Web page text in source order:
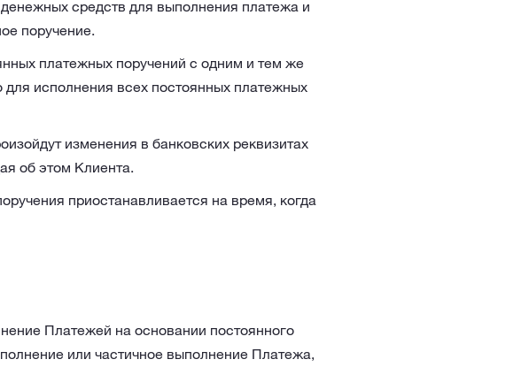
средств для выполнения платежа и
поручение.
платежных поручений с одним и тем же
исполнения всех постоянных платежных
изменения в банковских реквизитах
об этом Клиента.
приостанавливается на время, когда
Платежей на основании постоянного
или частичное выполнение Платежа,